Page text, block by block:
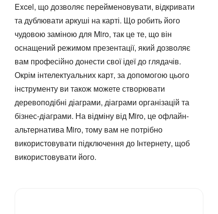
Excel, що дозволяє перейменовувати, відкривати
та дублювати аркуші на карті. Що робить його
чудовою заміною для Miro, так це те, що він
оснащений режимом презентації, який дозволяє
вам професійно донести свої ідеї до глядачів.
Окрім інтелектуальних карт, за допомогою цього
інструменту ви також можете створювати
деревоподібні діаграми, діаграми організацій та
бізнес-діаграми. На відміну від Miro, це офлайн-
альтернатива Miro, тому вам не потрібно
використовувати підключення до Інтернету, щоб
використовувати його.